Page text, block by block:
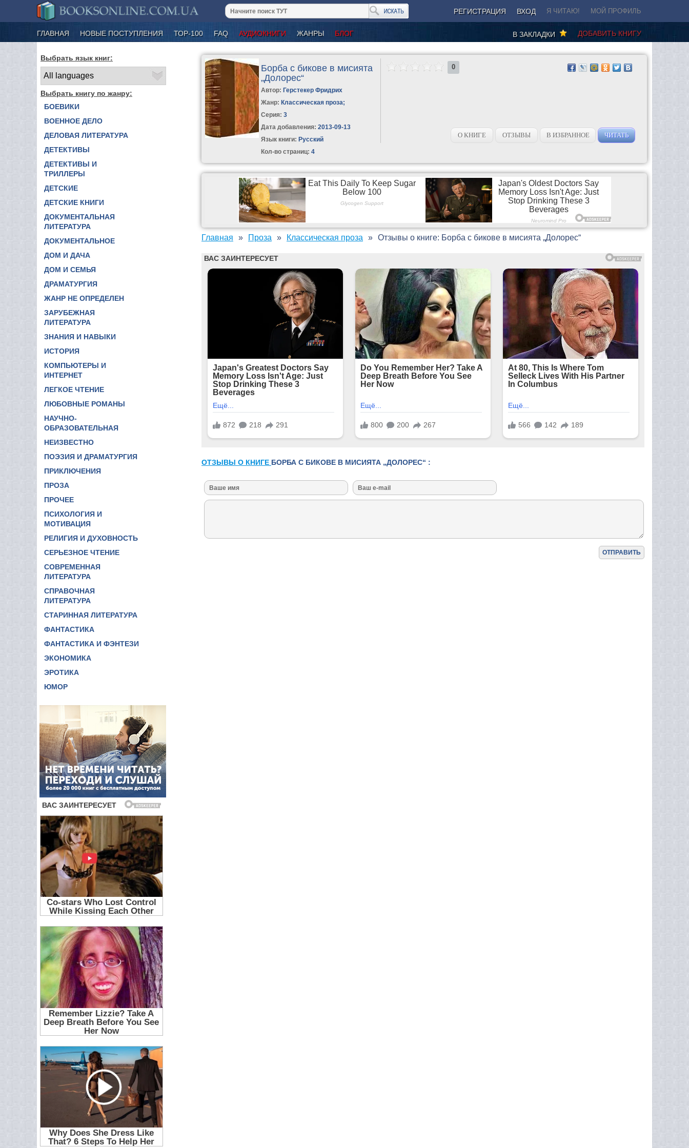
РЕГИСТРАЦИЯ ВХОД Я ЧИТАЮ! МОЙ ПРОФИЛЬ
ГЛАВНАЯ НОВЫЕ ПОСТУПЛЕНИЯ ТОР-100 FAQ АУДИОКНИГИ ЖАНРЫ БЛОГ ДОБАВИТЬ КНИГУ
В ЗАКЛАДКИ
Выбрать язык книг:
Выбрать книгу по жанру:
БОЕВИКИ
ВОЕННОЕ ДЕЛО
ДЕЛОВАЯ ЛИТЕРАТУРА
ДЕТЕКТИВЫ
ДЕТЕКТИВЫ И
ТРИЛЛЕРЫ
ДЕТСКИЕ
ДЕТСКИЕ КНИГИ
ДОКУМЕНТАЛЬНАЯ
ЛИТЕРАТУРА
ДОКУМЕНТАЛЬНОЕ
ДОМ И ДАЧА
ДОМ И СЕМЬЯ
ДРАМАТУРГИЯ
ЖАНР НЕ ОПРЕДЕЛЕН
ЗАРУБЕЖНАЯ
ЛИТЕРАТУРА
ЗНАНИЯ И НАВЫКИ
ИСТОРИЯ
КОМПЬЮТЕРЫ И
ИНТЕРНЕТ
ЛЕГКОЕ ЧТЕНИЕ
ЛЮБОВНЫЕ РОМАНЫ
НАУЧНО-
ОБРАЗОВАТЕЛЬНАЯ
НЕИЗВЕСТНО
ПОЭЗИЯ И ДРАМАТУРГИЯ
ПРИКЛЮЧЕНИЯ
ПРОЗА
ПРОЧЕЕ
ПСИХОЛОГИЯ И
МОТИВАЦИЯ
РЕЛИГИЯ И ДУХОВНОСТЬ
СЕРЬЕЗНОЕ ЧТЕНИЕ
СОВРЕМЕННАЯ
ЛИТЕРАТУРА
СПРАВОЧНАЯ
ЛИТЕРАТУРА
СТАРИННАЯ ЛИТЕРАТУРА
ФАНТАСТИКА
ФАНТАСТИКА И ФЭНТЕЗИ
ЭКОНОМИКА
ЭРОТИКА
ЮМОР
Борба с бикове в мисията
„Долорес“
Автор: Герстекер Фридрих
Жанр: Классическая проза;
Серия:3
Дата добавления: 2013-09-13
Язык книги: Русский
Кол-во страниц: 4
0
О КНИГЕ ОТЗЫВЫ В ИЗБРАННОЕ ЧИТАТЬ
Главная Проза Классическая проза Отзывы о книге: Борба с бикове в мисията „Долорес“
ОТЗЫВЫ О КНИГЕ БОРБА С БИКОВЕ В МИСИЯТА „ДОЛОРЕС“ :